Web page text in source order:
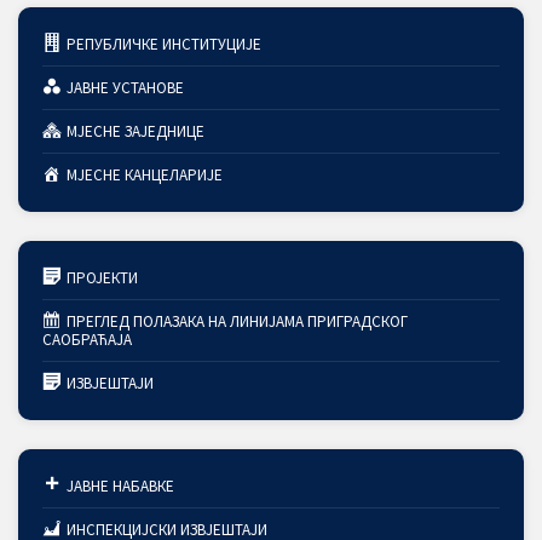
РЕПУБЛИЧКЕ ИНСТИТУЦИЈЕ
ЈАВНЕ УСТАНОВЕ
МЈЕСНЕ ЗАЈЕДНИЦЕ
МЈЕСНЕ КАНЦЕЛАРИЈЕ
ПРОЈЕКТИ
ПРЕГЛЕД ПОЛАЗАКА НА ЛИНИЈАМА ПРИГРАДСКОГ
САОБРАЋАЈА
ИЗВЈЕШТАЈИ
ЈАВНЕ НАБАВКЕ
ИНСПЕКЦИЈСКИ ИЗВЈЕШТАЈИ